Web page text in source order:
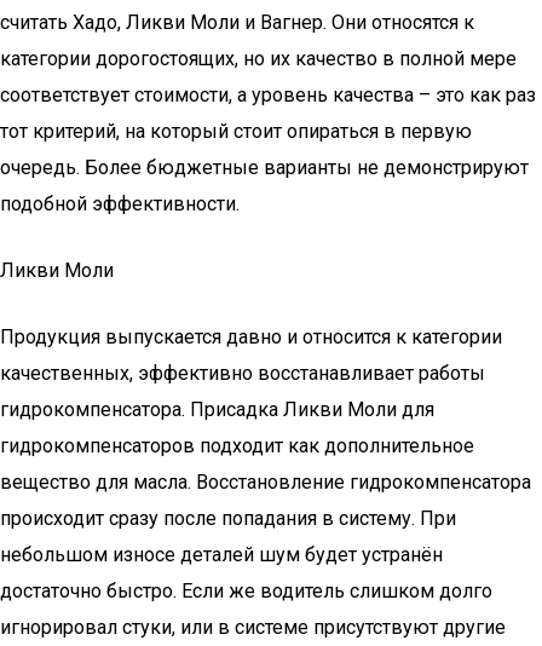
считать Хадо, Ликви Моли и Вагнер. Они относятся к
категории дорогостоящих, но их качество в полной мере
соответствует стоимости, а уровень качества – это как раз
тот критерий, на который стоит опираться в первую
очередь. Более бюджетные варианты не демонстрируют
подобной эффективности.
Ликви Моли
Продукция выпускается давно и относится к категории
качественных, эффективно восстанавливает работы
гидрокомпенсатора. Присадка Ликви Моли для
гидрокомпенсаторов подходит как дополнительное
вещество для масла. Восстановление гидрокомпенсатора
происходит сразу после попадания в систему. При
небольшом износе деталей шум будет устранён
достаточно быстро. Если же водитель слишком долго
игнорировал стуки, или в системе присутствуют другие